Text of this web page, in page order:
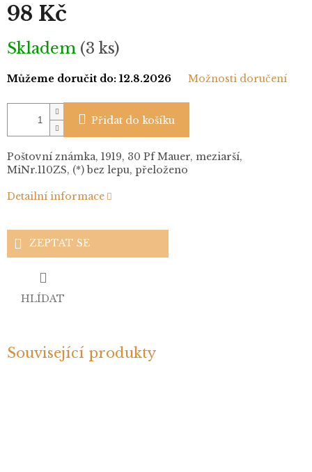
98 Kč
Měrná
cena:
Skladem (3 ks)
Můžeme doručit do: 12.8.2026 Možnosti doručení
Přidat do košíku
Poštovní známka, 1919, 30 Pf Mauer, meziarší,
MiNr.110ZS, (*) bez lepu, přeloženo
Detailní informace
ZEPTAT SE
HLÍDAT
Související produkty